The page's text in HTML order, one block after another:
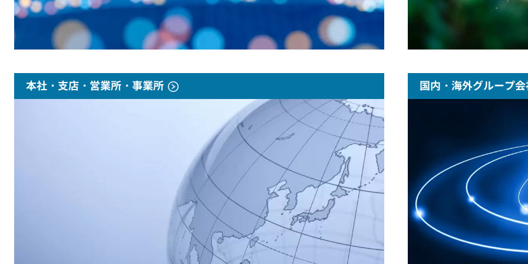
本社・支店・営業所・事業所 国内・海外グループ会